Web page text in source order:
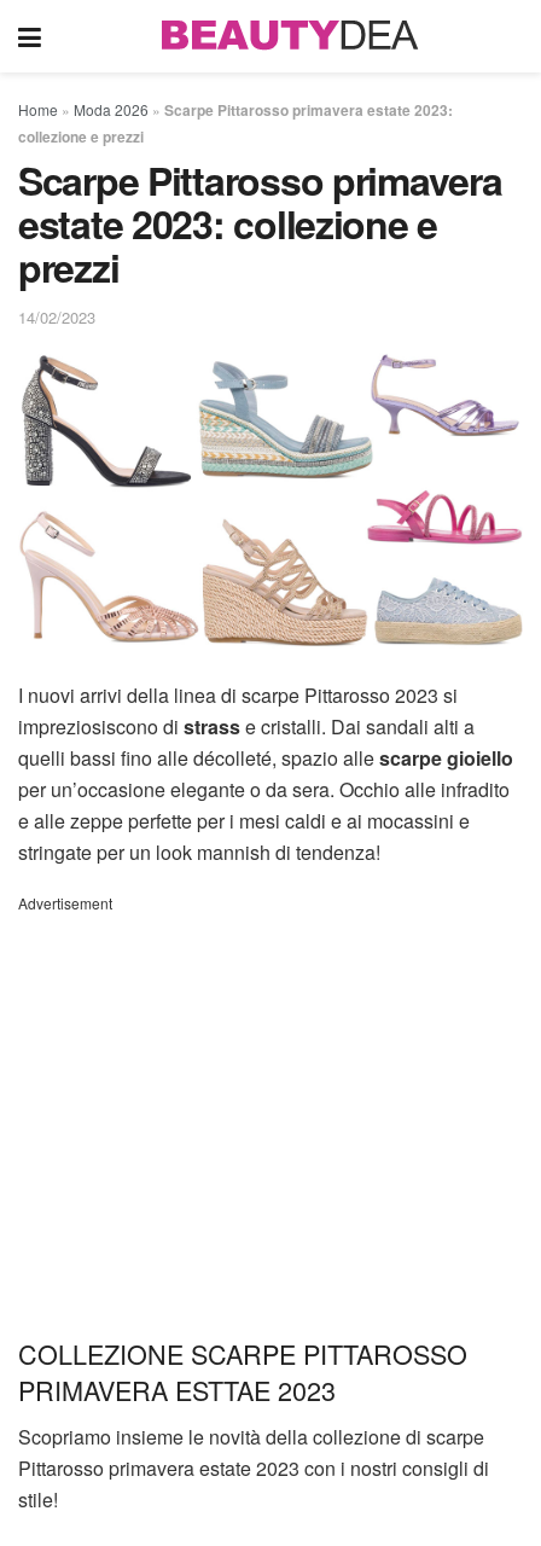
Home » Moda 2026 » Scarpe Pittarosso primavera estate 2023:
collezione e prezzi
Scarpe Pittarosso primavera
estate 2023: collezione e
prezzi
14/02/2023
I nuovi arrivi della linea di scarpe Pittarosso 2023 si
impreziosiscono di strasse cristalli. Dai sandali alti a
quelli bassi fino alle décolleté, spazio allescarpe gioiello
per un’occasione elegante o da sera. Occhio alle infradito
e alle zeppe perfette per i mesi caldi e ai mocassini e
stringate per un look mannish di tendenza!
Advertisement
COLLEZIONE SCARPE PITTAROSSO
PRIMAVERA ESTTAE 2023
Scopriamo insieme le novità della collezione di scarpe
Pittarosso primavera estate 2023 con i nostri consigli di
stile!